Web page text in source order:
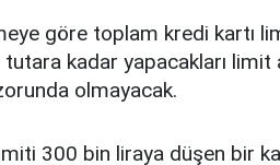
göre toplam kredi kartı
tutara kadar yapacakları
olmayacak.
300 bin liraya düşen bir